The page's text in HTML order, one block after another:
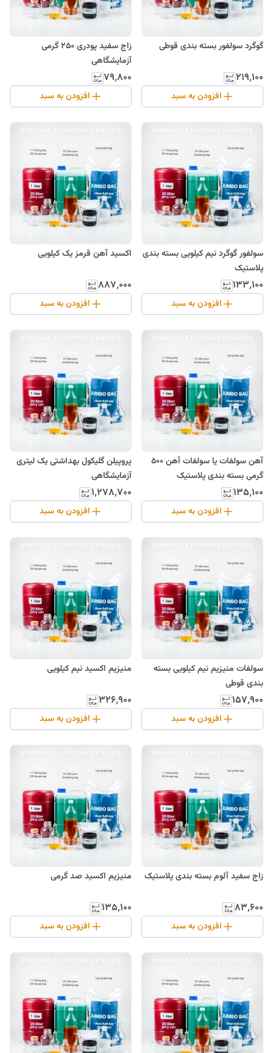
گوگرد سولفور بسته بندی قوطی
۲۱۹٬۱۰۰
افزودن به سبد
زاج سفید پودری 250 گرمی
آزمایشگاهی
۷۹٬۸۰۰
افزودن به سبد
سولفور گوگرد نیم کیلویی بسته بندی
پلاستیک
۱۳۳٬۱۰۰
افزودن به سبد
اکسید آهن قرمز یک کیلویی
۸۸۷٬۰۰۰
افزودن به سبد
آهن سولفات یا سولفات آهن 500
گرمی بسته بندی پلاستیک
۱۳۵٬۱۰۰
افزودن به سبد
پروپیلن گلیکول بهداشتی یک لیتری
آزمایشگاهی
۱٬۲۷۸٬۷۰۰
افزودن به سبد
سولفات منیزیم نیم کیلویی بسته
بندی قوطی
۱۵۷٬۹۰۰
افزودن به سبد
منیزیم اکسید نیم کیلویی
۳۲۶٬۹۰۰
افزودن به سبد
زاج سفید آلوم بسته بندی پلاستیک
۸۳٬۶۰۰
افزودن به سبد
منیزیم اکسید صد گرمی
۱۳۵٬۱۰۰
افزودن به سبد